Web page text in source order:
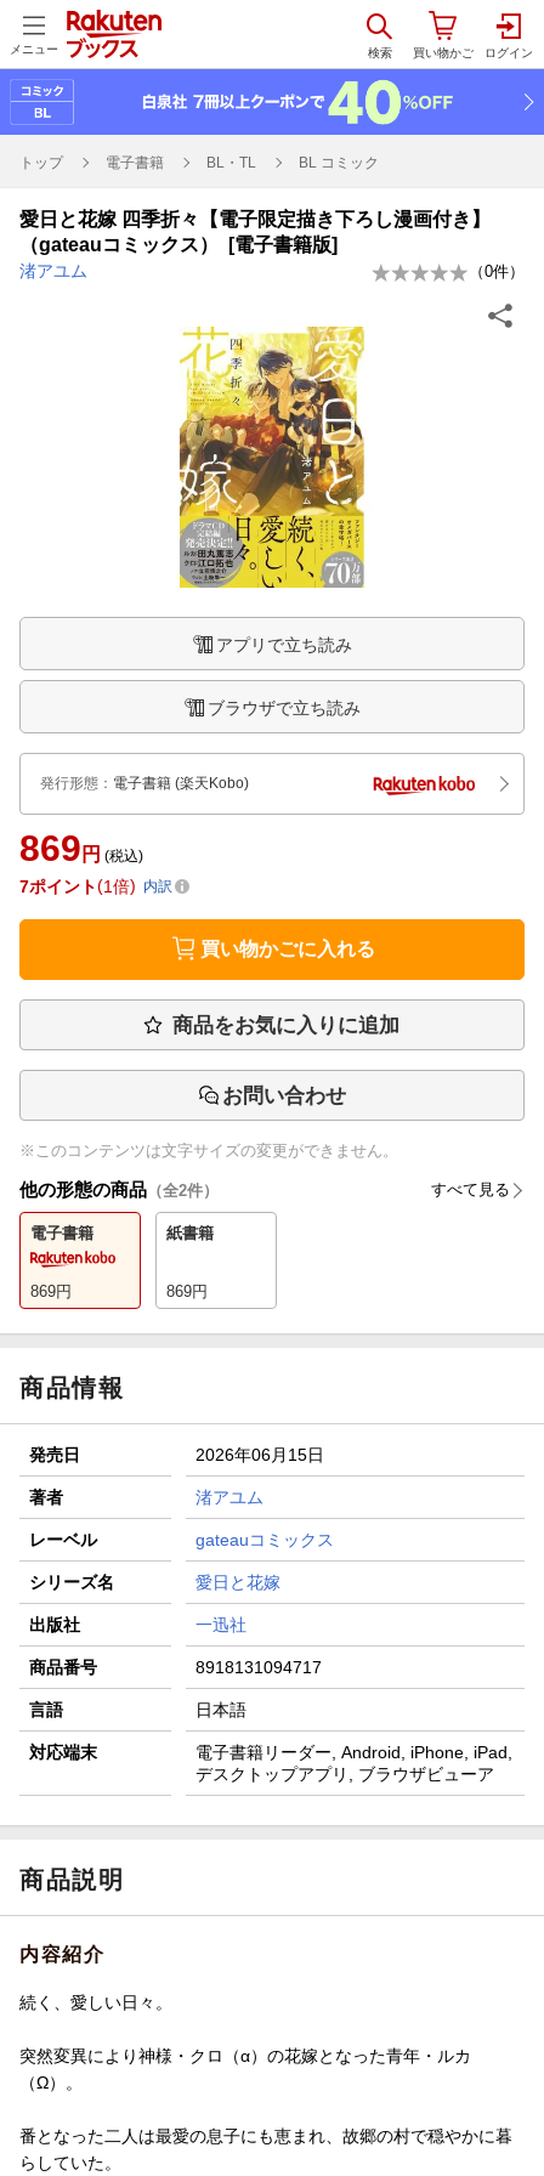
メニュー
トップ 電子書籍 BL・TL BL コミック
愛日と花嫁 四季折々【電子限定描き下ろし漫画付き】
（gateauコミックス） [電子書籍版]
渚アユム （0件）
アプリで立ち読み
ブラウザで立ち読み
発行形態 ： 電子書籍 (楽天Kobo)
869 円 (税込)
7ポイント 1倍 内訳
買い物かごに入れる
商品をお気に入りに追加
お問い合わせ
※このコンテンツは文字サイズの変更ができません。
他の形態の商品 （全2件） すべて見る
電子書籍
869円
紙書籍
869円
商品情報
発売日 2026年06月15日
著者 渚アユム
レーベル gateauコミックス
シリーズ名 愛日と花嫁
出版社 一迅社
商品番号 8918131094717
言語 日本語
対応端末
電子書籍リーダー, Android, iPhone, iPad,
デスクトップアプリ, ブラウザビューア
商品説明
内容紹介
続く、愛しい日々。
突然変異により神様・クロ（α）の花嫁となった青年・ルカ
（Ω）。
番となった二人は最愛の息子にも恵まれ、故郷の村で穏やかに暮
らしていた。